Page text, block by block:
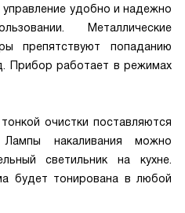
управление удобно и надежно
Металлические
препятствуют попаданию
Прибор работает в режимах
очистки поставляются
накаливания можно
светильник на кухне.
будет тонирована в любой